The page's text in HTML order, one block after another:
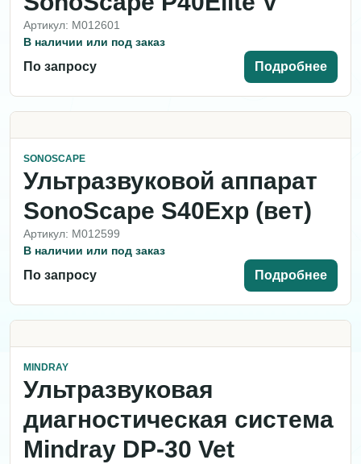
Артикул: M012601
В наличии или под заказ
По запросу Подробнее
SONOSCAPE
Ультразвуковой аппарат
SonoScape S40Exp (вет)
Артикул: M012599
В наличии или под заказ
По запросу Подробнее
MINDRAY
Ультразвуковая
диагностическая система
Mindray DP-30 Vet